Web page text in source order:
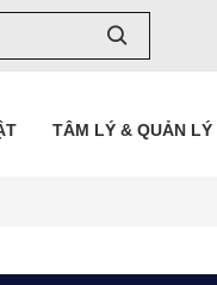
TÂM LÝ & QUẢN LÝ